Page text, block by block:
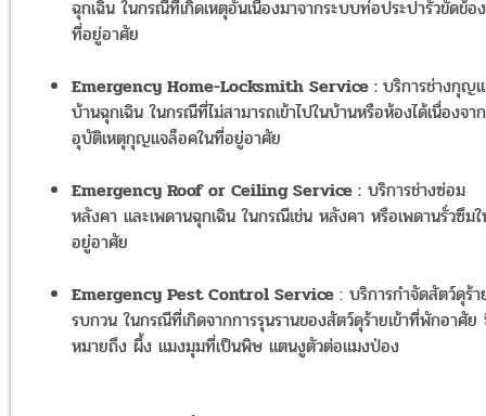
ฉุกเฉิน ในกรณีที่เกิดเหตุอันเนื่องมาจากระบบท่อประปารั่วขัดข้อ
ที่อยู่อาศัย
Emergency Home-Locksmith Service : บริการช่างกุญ
บ้านฉุกเฉิน ในกรณีที่ไม่สามารถเข้าไปในบ้านหรือห้องได้เนื่องจาก
อุบัติเหตุกุญแจล็อคในที่อยู่อาศัย
Emergency Roof or Ceiling Service : บริการช่างซ่อม
หลังคา และเพดานฉุกเฉิน ในกรณีเช่น หลังคา หรือเพดานรั่วซึม
อยู่อาศัย
Emergency Pest Control Service : บริการกำจัดสัตว์ดุร้
รบกวน ในกรณีที่เกิดจากการรุนรานของสัตว์ดุร้ายเข้าที่พักอาศัย
หมายถึง ผึ้ง แมงมุมที่เป็นพิษ แตนงูตัวต่อแมงป่อง